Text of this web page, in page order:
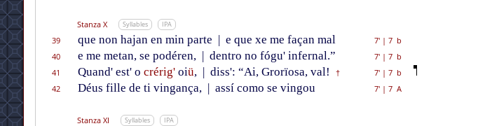
Stanza X Syllables IPA
39 que non hajan en min parte | e que xe me façan mal 7'| 7 b
40
e me metan, se podéren, | dentro no fógu' infernal.” 7'| 7 b
41
Quand' est' o crérig'oiü, | diss': “Ai, Grorïosa, val! † 7'| 7 b
42
Déus fille de ti vingança, | assí como se vingou 7'| 7 A
Stanza XI Syllables IPA